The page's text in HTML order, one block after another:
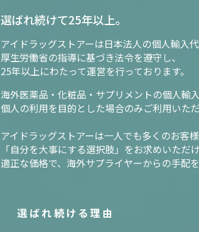
選ばれ続けて25年以上。
アイドラッグストアーは日本法人の個人輸入
厚生労働省の指導に基づき法令を遵守し、
25年以上にわたって運営を行っております。
海外医薬品・化粧品・サプリメントの個人輸
個人の利用を目的とした場合のみご利用いた
アイドラッグストアーは一人でも多くのお客
「自分を大事にする選択肢」をお求めいただ
適正な価格で、海外サプライヤーからの手配
選ばれ続ける理由